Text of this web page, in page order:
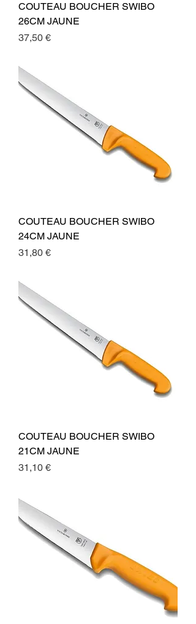
COUTEAU BOUCHER SWIBO
26CM JAUNE
Preis
37,50 €
COUTEAU BOUCHER SWIBO
24CM JAUNE
Preis
31,80 €
COUTEAU BOUCHER SWIBO
21CM JAUNE
Preis
31,10 €